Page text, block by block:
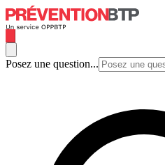
Posez une question...